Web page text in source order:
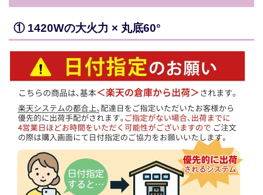
① 1420Wの大火力 × 丸底60°